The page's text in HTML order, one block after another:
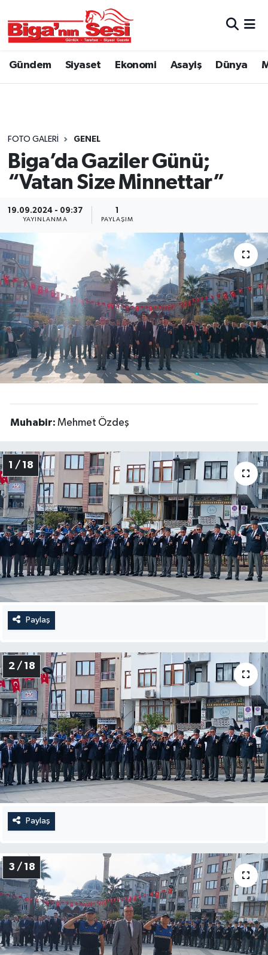
Gündem Siyaset Ekonomi Asayiş Dünya
FOTO GALERI GENEL
Biga’da Gaziler Günü;
“Vatan Size Minnettar”
19.09.2024 - 09:37
YAYINLANMA PAYLAŞIM
Muhabir: Mehmet Özdeş
1 / 18
Paylaş
2 / 18
Paylaş
3 / 18
Asayiş
Belediye
Dünya
Genel
Gündem
Hava Durumu
İlan
Kültür Sanat
Politika
Resmî ilanlar
Sağlık
Siyaset
Tarım ve Ekonomi
Teknoloji
Ulusal
Yaşam
Çanakkale Hava Durumu
Tüm Manşetler
Son Dakika Haberleri